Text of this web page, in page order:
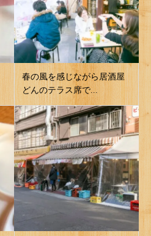
春の風を感じながら居酒屋
どんのテラス席で...